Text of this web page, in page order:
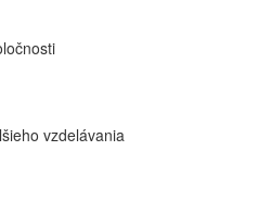
vzdelávania